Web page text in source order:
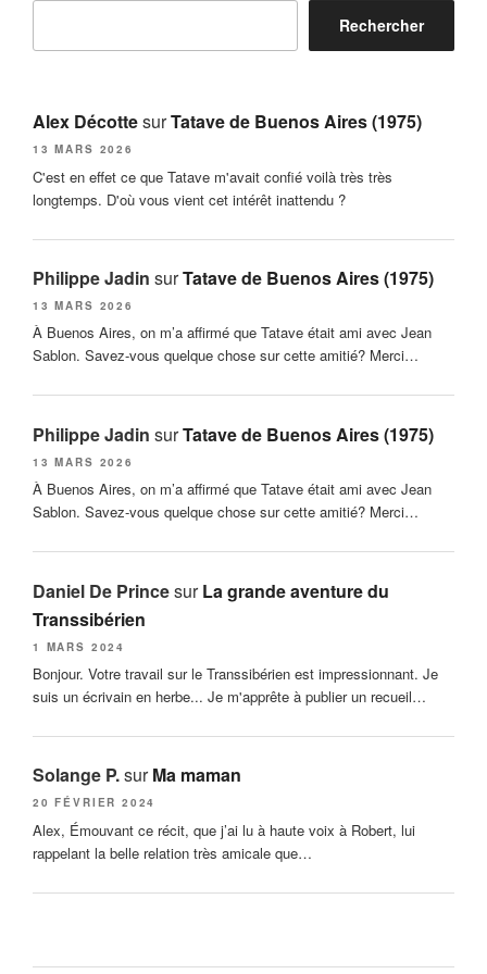
Rechercher
Alex DécottesurTatave de Buenos Aires (1975)
13 MARS 2026
C'est en effet ce que Tatave m'avait confié voilà très très
longtemps. D'où vous vient cet intérêt inattendu ?
Philippe Jadin surTatave de Buenos Aires (1975)
13 MARS 2026
À Buenos Aires, on m’a affirmé que Tatave était ami avec Jean
Sablon. Savez-vous quelque chose sur cette amitié? Merci…
Philippe Jadin surTatave de Buenos Aires (1975)
13 MARS 2026
À Buenos Aires, on m’a affirmé que Tatave était ami avec Jean
Sablon. Savez-vous quelque chose sur cette amitié? Merci…
Daniel De PrincesurLa grande aventure du
Transsibérien
1 MARS 2024
Bonjour. Votre travail sur le Transsibérien est impressionnant. Je
suis un écrivain en herbe... Je m'apprête à publier un recueil…
Solange P.surMa maman
20 FÉVRIER 2024
Alex, Émouvant ce récit, que j’ai lu à haute voix à Robert, lui
rappelant la belle relation très amicale que…